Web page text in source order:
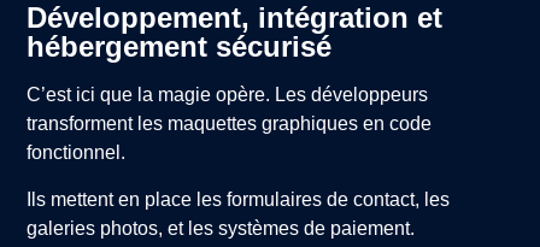
Développement, intégration et
hébergement sécurisé
C’est ici que la magie opère. Les développeurs
transforment les maquettes graphiques en code
fonctionnel.
Ils mettent en place les formulaires de contact, les
galeries photos, et les systèmes de paiement.